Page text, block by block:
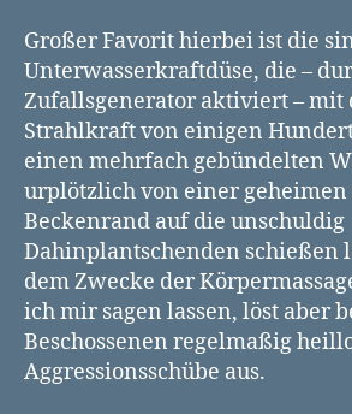
Großer Favorit hierbei ist die
Unterwasserkraftdüse, die –
Zufallsgenerator aktiviert – mit
Strahlkraft von einigen
einen mehrfach gebündelten
urplötzlich von einer geheimen
Beckenrand auf die unschuldig
Dahinplantschenden schießen
dem Zwecke der
ich mir sagen lassen, löst aber
Beschossenen regelmaßig
Aggressionsschübe aus.